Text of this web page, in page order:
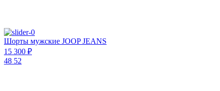
Шорты мужские JOOP JEANS
15 300 ₽
48 52